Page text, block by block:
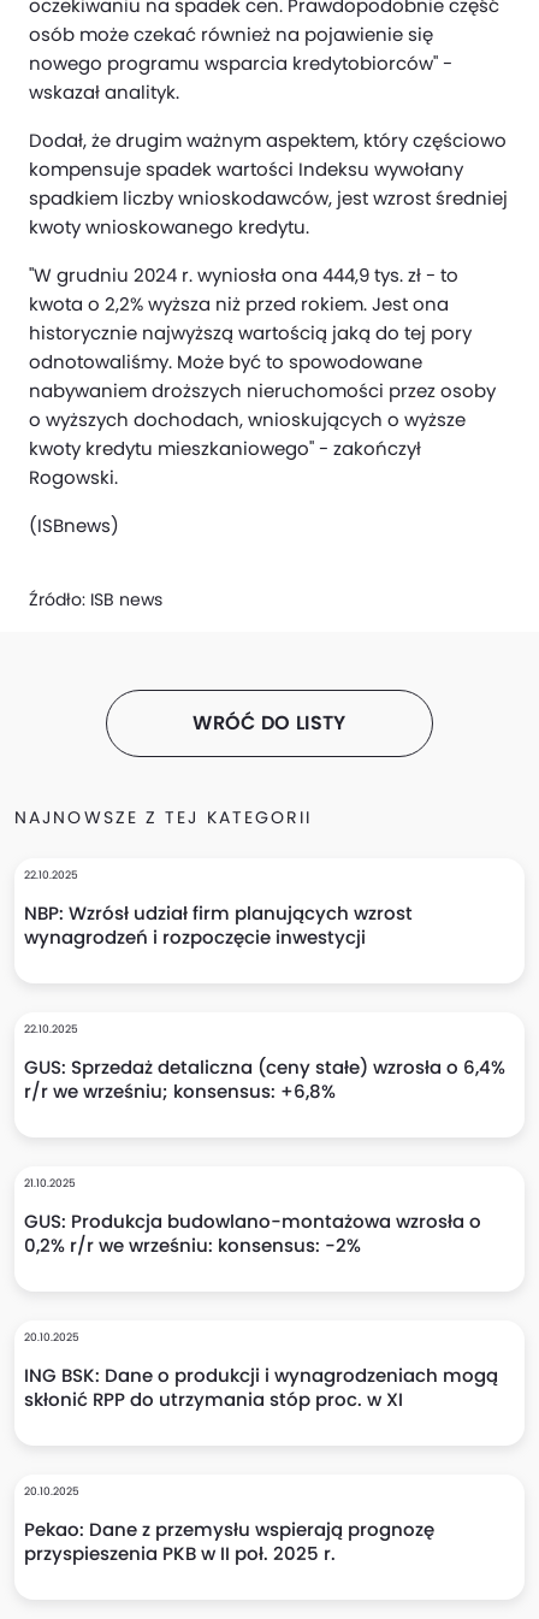
oczekiwaniu na spadek cen. Prawdopodobnie część
osób może czekać również na pojawienie się
nowego programu wsparcia kredytobiorców" -
wskazał analityk.
Dodał, że drugim ważnym aspektem, który częściowo
kompensuje spadek wartości Indeksu wywołany
spadkiem liczby wnioskodawców, jest wzrost średniej
kwoty wnioskowanego kredytu.
"W grudniu 2024 r. wyniosła ona 444,9 tys. zł - to
kwota o 2,2% wyższa niż przed rokiem. Jest ona
historycznie najwyższą wartością jaką do tej pory
odnotowaliśmy. Może być to spowodowane
nabywaniem droższych nieruchomości przez osoby
o wyższych dochodach, wnioskujących o wyższe
kwoty kredytu mieszkaniowego" - zakończył
Rogowski.
(ISBnews)
Źródło: ISB news
WRÓĆ DO LISTY
NAJNOWSZE Z TEJ KATEGORII
22.10.2025
NBP: Wzrósł udział firm planujących wzrost
wynagrodzeń i rozpoczęcie inwestycji
22.10.2025
GUS: Sprzedaż detaliczna (ceny stałe) wzrosła o 6,4%
r/r we wrześniu; konsensus: +6,8%
21.10.2025
GUS: Produkcja budowlano-montażowa wzrosła o
0,2% r/r we wrześniu: konsensus: -2%
20.10.2025
ING BSK: Dane o produkcji i wynagrodzeniach mogą
skłonić RPP do utrzymania stóp proc. w XI
20.10.2025
Pekao: Dane z przemysłu wspierają prognozę
przyspieszenia PKB w II poł. 2025 r.